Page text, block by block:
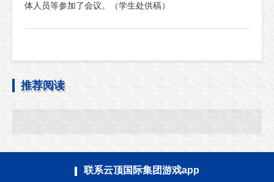
体人员等参加了会议。（学生处供稿）
推荐阅读
联系云顶国际集团游戏app